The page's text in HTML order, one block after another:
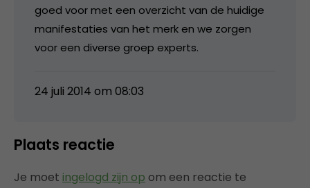
goed voor met een overzicht van de huidige
manifestaties van het merk en we zorgen
voor een diverse groep experts.
24 juli 2014 om 08:03
Plaats reactie
Je moet ingelogd zijn op om een reactie te